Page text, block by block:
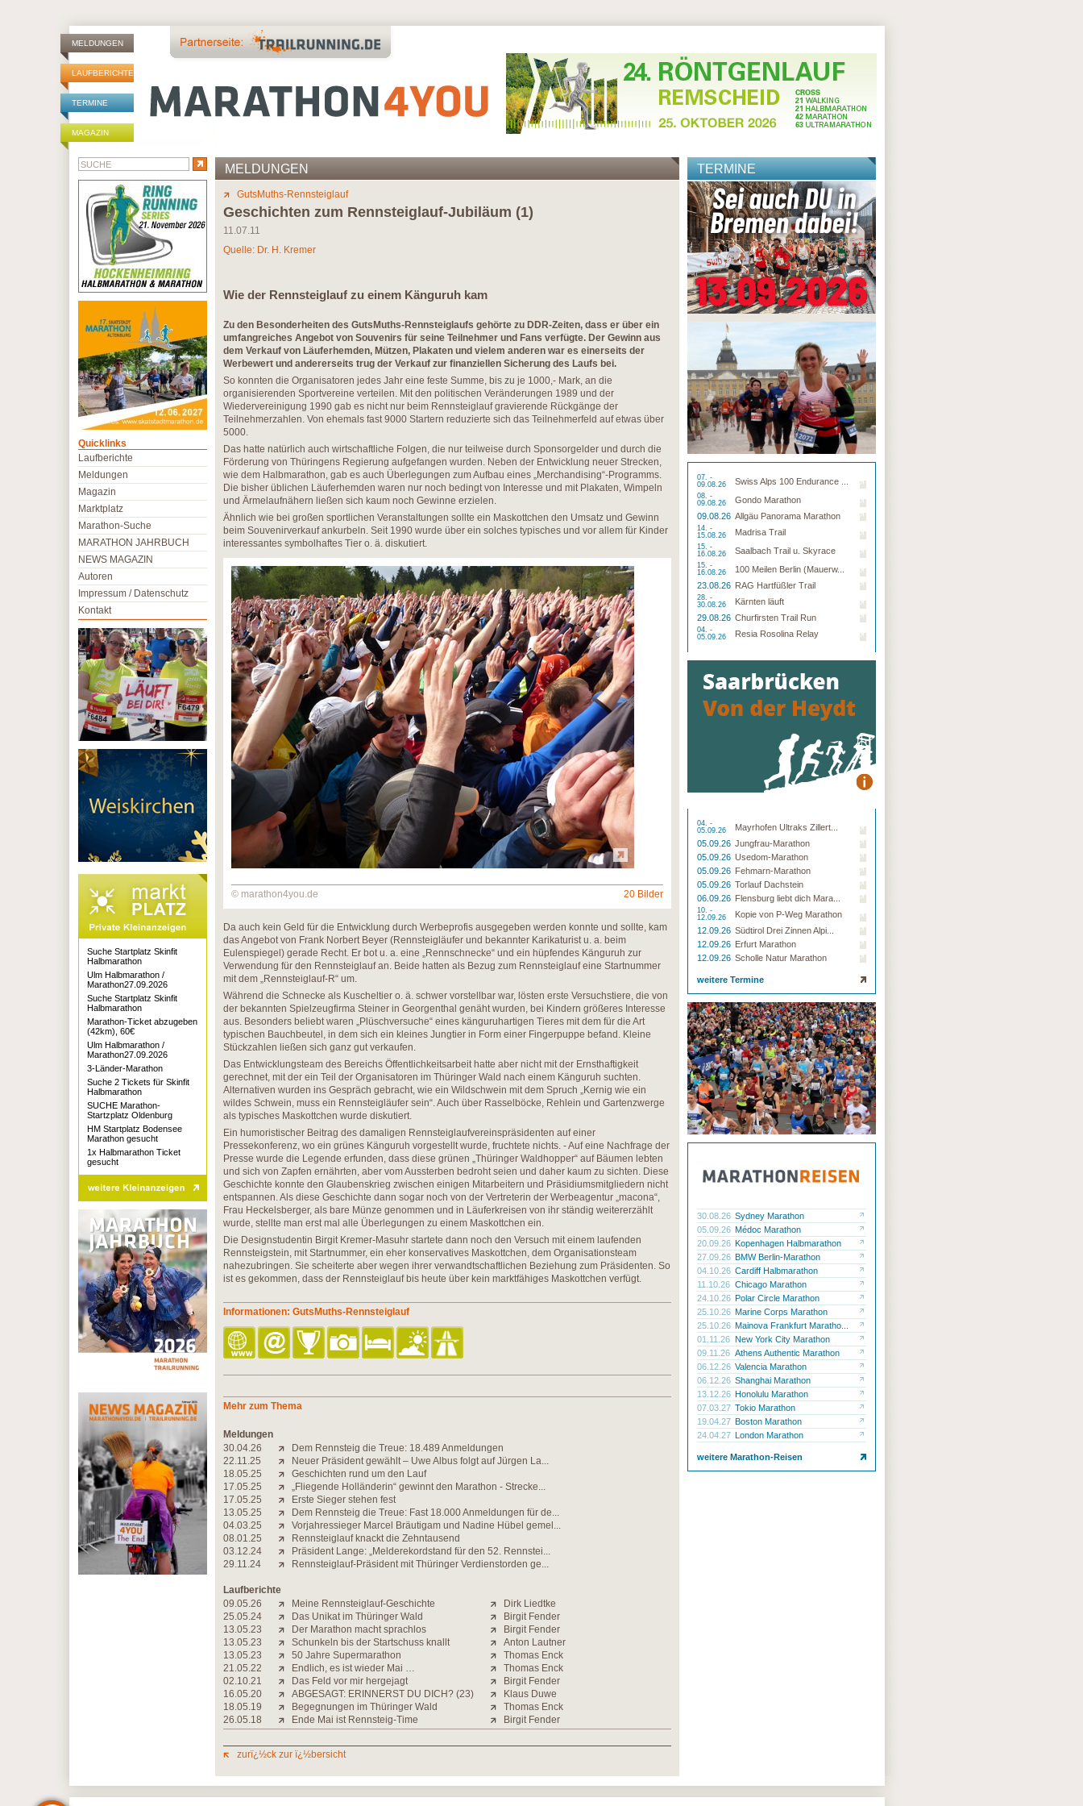
MELDUNGEN
LAUFBERICHTE
TERMINE
MAGAZIN
MELDUNGEN
GutsMuths-Rennsteiglauf
Geschichten zum Rennsteiglauf-Jubiläum (1)
11.07.11
Quelle: Dr. H. Kremer
Wie der Rennsteiglauf zu einem Känguruh kam
Zu den Besonderheiten des GutsMuths-Rennsteiglaufs gehörte zu DDR-Zeiten, dass er über ein
umfangreiches Angebot von Souvenirs für seine Teilnehmer und Fans verfügte. Der Gewinn aus
dem Verkauf von Läuferhemden, Mützen, Plakaten und vielem anderen war es einerseits der
Werbewert und andererseits trug der Verkauf zur finanziellen Sicherung des Laufs bei.
So konnten die Organisatoren jedes Jahr eine feste Summe, bis zu je 1000,- Mark, an die
organisierenden Sportvereine verteilen. Mit den politischen Veränderungen 1989 und der
Wiedervereinigung 1990 gab es nicht nur beim Rennsteiglauf gravierende Rückgänge der
Teilnehmerzahlen. Von ehemals fast 9000 Startern reduzierte sich das Teilnehmerfeld auf etwas über
5000.
Das hatte natürlich auch wirtschaftliche Folgen, die nur teilweise durch Sponsorgelder und durch die
Förderung von Thüringens Regierung aufgefangen wurden. Neben der Entwicklung neuer Strecken,
wie dem Halbmarathon, gab es auch Überlegungen zum Aufbau eines „Merchandising“-Programms.
Die bisher üblichen Läuferhemden waren nur noch bedingt von Interesse und mit Plakaten, Wimpeln
und Ärmelaufnähern ließen sich kaum noch Gewinne erzielen.
Ähnlich wie bei großen sportlichen Veranstaltungen sollte ein Maskottchen den Umsatz und Gewinn
beim Souvenirverkauf ankurbeln. Seit 1990 wurde über ein solches typisches und vor allem für Kinder
interessantes symbolhaftes Tier o. ä. diskutiert.
© marathon4you.de 20 Bilder
Da auch kein Geld für die Entwicklung durch Werbeprofis ausgegeben werden konnte und sollte, kam
das Angebot von Frank Norbert Beyer (Rennsteigläufer und bekannter Karikaturist u. a. beim
Eulenspiegel) gerade Recht. Er bot u. a. eine „Rennschnecke“ und ein hüpfendes Känguruh zur
Verwendung für den Rennsteiglauf an. Beide hatten als Bezug zum Rennsteiglauf eine Startnummer
mit dem „Rennsteiglauf-R“ um.
Während die Schnecke als Kuscheltier o. ä. schwer vorstellbar war, lösten erste Versuchstiere, die von
der bekannten Spielzeugfirma Steiner in Georgenthal genäht wurden, bei Kindern größeres Interesse
aus. Besonders beliebt waren „Plüschversuche“ eines känguruhartigen Tieres mit dem für die Art
typischen Bauchbeutel, in dem sich ein kleines Jungtier in Form einer Fingerpuppe befand. Kleine
Stückzahlen ließen sich ganz gut verkaufen.
Das Entwicklungsteam des Bereichs Öffentlichkeitsarbeit hatte aber nicht mit der Ernsthaftigkeit
gerechnet, mit der ein Teil der Organisatoren im Thüringer Wald nach einem Känguruh suchten.
Alternativen wurden ins Gespräch gebracht, wie ein Wildschwein mit dem Spruch „Kernig wie ein
wildes Schwein, muss ein Rennsteigläufer sein“. Auch über Rasselböcke, Rehlein und Gartenzwerge
als typisches Maskottchen wurde diskutiert.
Ein humoristischer Beitrag des damaligen Rennsteiglaufvereinspräsidenten auf einer
Pressekonferenz, wo ein grünes Känguruh vorgestellt wurde, fruchtete nichts. - Auf eine Nachfrage der
Presse wurde die Legende erfunden, dass diese grünen „Thüringer Waldhopper“ auf Bäumen lebten
und sich von Zapfen ernährten, aber vom Aussterben bedroht seien und daher kaum zu sichten. Diese
Geschichte konnte den Glaubenskrieg zwischen einigen Mitarbeitern und Präsidiumsmitgliedern nicht
entspannen. Als diese Geschichte dann sogar noch von der Vertreterin der Werbeagentur „macona“,
Frau Heckelsberger, als bare Münze genommen und in Läuferkreisen von ihr ständig weitererzählt
wurde, stellte man erst mal alle Überlegungen zu einem Maskottchen ein.
Die Designstudentin Birgit Kremer-Masuhr startete dann noch den Versuch mit einem laufenden
Rennsteigstein, mit Startnummer, ein eher konservatives Maskottchen, dem Organisationsteam
nahezubringen. Sie scheiterte aber wegen ihrer verwandtschaftlichen Beziehung zum Präsidenten. So
ist es gekommen, dass der Rennsteiglauf bis heute über kein marktfähiges Maskottchen verfügt.
Informationen: GutsMuths-Rennsteiglauf
Mehr zum Thema
Meldungen
30.04.26
Dem Rennsteig die Treue: 18.489 Anmeldungen
22.11.25
Neuer Präsident gewählt – Uwe Albus folgt auf Jürgen La...
18.05.25
Geschichten rund um den Lauf
17.05.25
„Fliegende Holländerin“ gewinnt den Marathon - Strecke...
17.05.25
Erste Sieger stehen fest
13.05.25
Dem Rennsteig die Treue: Fast 18.000 Anmeldungen für de...
04.03.25
Vorjahressieger Marcel Bräutigam und Nadine Hübel gemel...
08.01.25
Rennsteiglauf knackt die Zehntausend
03.12.24
Präsident Lange: „Melderekordstand für den 52. Rennstei...
29.11.24
Rennsteiglauf-Präsident mit Thüringer Verdienstorden ge...
Laufberichte
09.05.26
Meine Rennsteiglauf-Geschichte
Dirk Liedtke
25.05.24
Das Unikat im Thüringer Wald
Birgit Fender
13.05.23
Der Marathon macht sprachlos
Birgit Fender
13.05.23
Schunkeln bis der Startschuss knallt
Anton Lautner
13.05.23
50 Jahre Supermarathon
Thomas Enck
21.05.22
Endlich, es ist wieder Mai …
Thomas Enck
02.10.21
Das Feld vor mir hergejagt
Birgit Fender
16.05.20
ABGESAGT: ERINNERST DU DICH? (23)
Klaus Duwe
18.05.19
Begegnungen im Thüringer Wald
Thomas Enck
26.05.18
Ende Mai ist Rennsteig-Time Birgit Fender
zurï¿½ck zur ï¿½bersicht
TERMINE
07. -
09.08.26
Swiss Alps 100 Endurance ...
08. -
09.08.26
Gondo Marathon
09.08.26 Allgäu Panorama Marathon
14. -
15.08.26
Madrisa Trail
15. -
16.08.26
Saalbach Trail u. Skyrace
15. -
16.08.26
100 Meilen Berlin (Mauerw...
23.08.26 RAG Hartfüßler Trail
28. -
30.08.26
Kärnten läuft
29.08.26 Churfirsten Trail Run
04. -
05.09.26
Resia Rosolina Relay
04. -
05.09.26
Mayrhofen Ultraks Zillert...
05.09.26 Jungfrau-Marathon
05.09.26 Usedom-Marathon
05.09.26 Fehmarn-Marathon
05.09.26 Torlauf Dachstein
06.09.26 Flensburg liebt dich Mara...
10. -
12.09.26
Kopie von P-Weg Marathon
12.09.26 Südtirol Drei Zinnen Alpi...
12.09.26 Erfurt Marathon
12.09.26 Scholle Natur Marathon
weitere Termine
30.08.26 Sydney Marathon
05.09.26 Médoc Marathon
20.09.26 Kopenhagen Halbmarathon
27.09.26 BMW Berlin-Marathon
04.10.26 Cardiff Halbmarathon
11.10.26 Chicago Marathon
24.10.26 Polar Circle Marathon
25.10.26 Marine Corps Marathon
25.10.26 Mainova Frankfurt Maratho...
01.11.26 New York City Marathon
09.11.26 Athens Authentic Marathon
06.12.26 Valencia Marathon
06.12.26 Shanghai Marathon
13.12.26 Honolulu Marathon
07.03.27 Tokio Marathon
19.04.27 Boston Marathon
24.04.27 London Marathon
weitere Marathon-Reisen
Quicklinks
Laufberichte
Meldungen
Magazin
Marktplatz
Marathon-Suche
MARATHON JAHRBUCH
NEWS MAGAZIN
Autoren
Impressum / Datenschutz
Kontakt
Suche Startplatz Skinfit
Halbmarathon
Ulm Halbmarathon /
Marathon27.09.2026
Suche Startplatz Skinfit
Halbmarathon
Marathon-Ticket abzugeben
(42km), 60€
Ulm Halbmarathon /
Marathon27.09.2026
3-Länder-Marathon
Suche 2 Tickets für Skinfit
Halbmarathon
SUCHE Marathon-
Startzplatz Oldenburg
HM Startplatz Bodensee
Marathon gesucht
1x Halbmarathon Ticket
gesucht